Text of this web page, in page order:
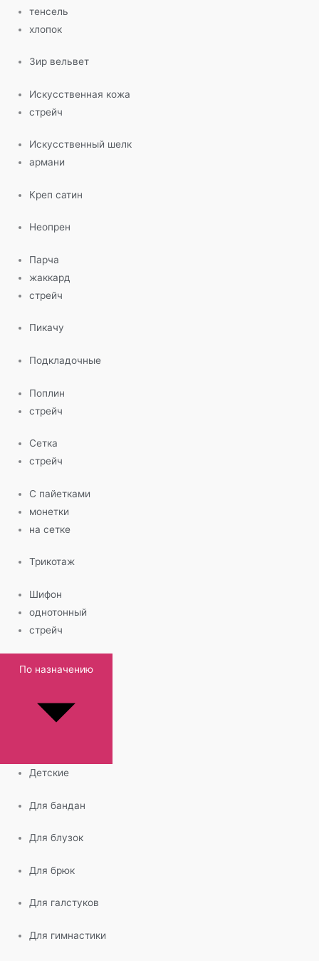
тенсель
хлопок
Зир вельвет
Искусственная кожа
стрейч
Искусственный шелк
армани
Креп сатин
Неопрен
Парча
жаккард
стрейч
Пикачу
Подкладочные
Поплин
стрейч
Сетка
стрейч
С пайетками
монетки
на сетке
Трикотаж
Шифон
однотонный
стрейч
По назначению
Детские
Для бандан
Для блузок
Для брюк
Для галстуков
Для гимнастики